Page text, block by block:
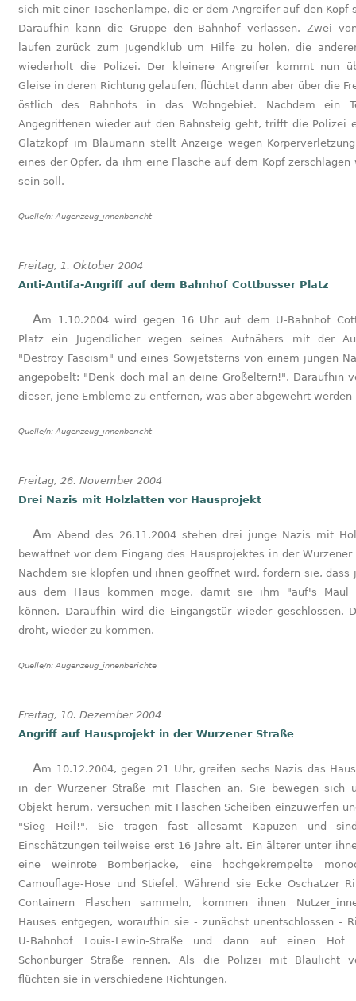
sich mit einer Taschenlampe, die er dem Angreifer auf den Kopf
Daraufhin kann die Gruppe den Bahnhof verlassen. Zwei
laufen zurück zum Jugendklub um Hilfe zu holen, die
wiederholt die Polizei. Der kleinere Angreifer kommt nun
Gleise in deren Richtung gelaufen, flüchtet dann aber über die
östlich des Bahnhofs in das Wohngebiet. Nachdem ein
Angegriffenen wieder auf den Bahnsteig geht, trifft die Polizei
Glatzkopf im Blaumann stellt Anzeige wegen
eines der Opfer, da ihm eine Flasche auf dem Kopf zerschlagen
sein soll.
Quelle/n: Augenzeug_innenbericht
Freitag, 1. Oktober 2004
Anti-Antifa-Angriff auf dem Bahnhof Cottbusser Platz
Am 1.10.2004 wird gegen 16 Uhr auf dem U-Bahnhof Cottbusser
Platz ein Jugendlicher wegen seines Aufnähers mit der
"Destroy Fascism" und eines Sowjetsterns von einem jungen
angepöbelt: "Denk doch mal an deine Großeltern!". Daraufhin
dieser, jene Embleme zu entfernen, was aber abgewehrt werden
Quelle/n: Augenzeug_innenbericht
Freitag, 26. November 2004
Drei Nazis mit Holzlatten vor Hausprojekt
Am Abend des 26.11.2004 stehen drei junge Nazis mit Holzlatten
bewaffnet vor dem Eingang des Hausprojektes in der Wurzener
Nachdem sie klopfen und ihnen geöffnet wird, fordern sie, dass
aus dem Haus kommen möge, damit sie ihm "auf's Maul
können. Daraufhin wird die Eingangstür wieder geschlossen.
droht, wieder zu kommen.
Quelle/n: Augenzeug_innenberichte
Freitag, 10. Dezember 2004
Angriff auf Hausprojekt in der Wurzener Straße
Am 10.12.2004, gegen 21 Uhr, greifen sechs Nazis das Hausprojekt
in der Wurzener Straße mit Flaschen an. Sie bewegen sich
Objekt herum, versuchen mit Flaschen Scheiben einzuwerfen
"Sieg Heil!". Sie tragen fast allesamt Kapuzen und
Einschätzungen teilweise erst 16 Jahre alt. Ein älterer unter
eine weinrote Bomberjacke, eine hochgekrempelte
Camouflage-Hose und Stiefel. Während sie Ecke Oschatzer
Containern Flaschen sammeln, kommen ihnen
Hauses entgegen, woraufhin sie - zunächst unentschlossen -
U-Bahnhof Louis-Lewin-Straße und dann auf einen
Schönburger Straße rennen. Als die Polizei mit Blaulicht
flüchten sie in verschiedene Richtungen.